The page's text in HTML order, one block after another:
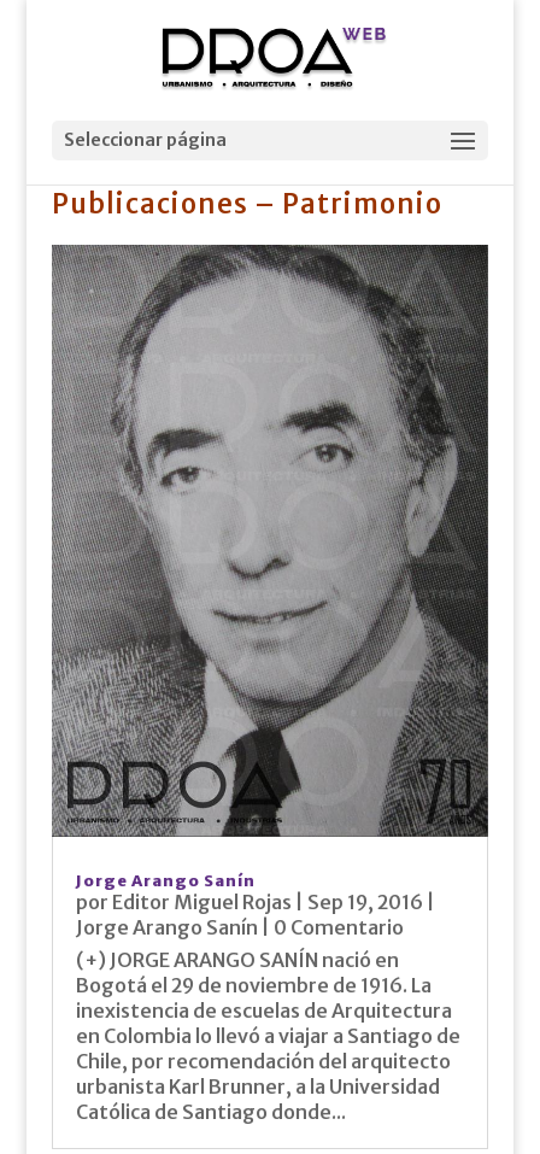
Seleccionar página
Publicaciones – Patrimonio
Jorge Arango Sanín
por Editor Miguel Rojas Sep 19, 2016
Jorge Arango Sanín | 0 Comentario
(+) JORGE ARANGO SANÍN nació en
Bogotá el 29 de noviembre de 1916. La
inexistencia de escuelas de Arquitectura
en Colombia lo llevó a viajar a Santiago de
Chile, por recomendación del arquitecto
urbanista Karl Brunner, a la Universidad
Católica de Santiago donde...